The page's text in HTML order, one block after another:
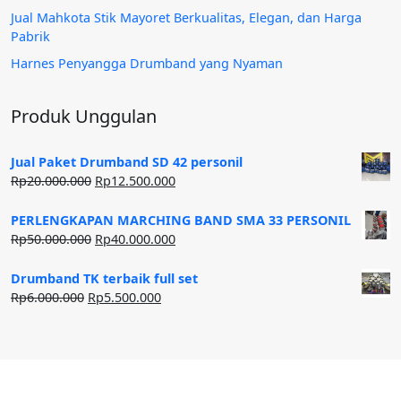
Jual Mahkota Stik Mayoret Berkualitas, Elegan, dan Harga
Pabrik
Harnes Penyangga Drumband yang Nyaman
Produk Unggulan
Jual Paket Drumband SD 42 personil
Rp20.000.000 Harga
adalah:
Rp20.000.000.
Rp12.500.000Harga
ini
adalah:
PERLENGKAPAN MARCHING BAND SMA 33 PERSONIL
Rp50.000.000 Harga
adalah:
Rp50.000.000.
Rp40.000.000Harga
ini
Drumband TK terbaik full set
Rp6.000.000 Harga
Rp5.500.000Harga